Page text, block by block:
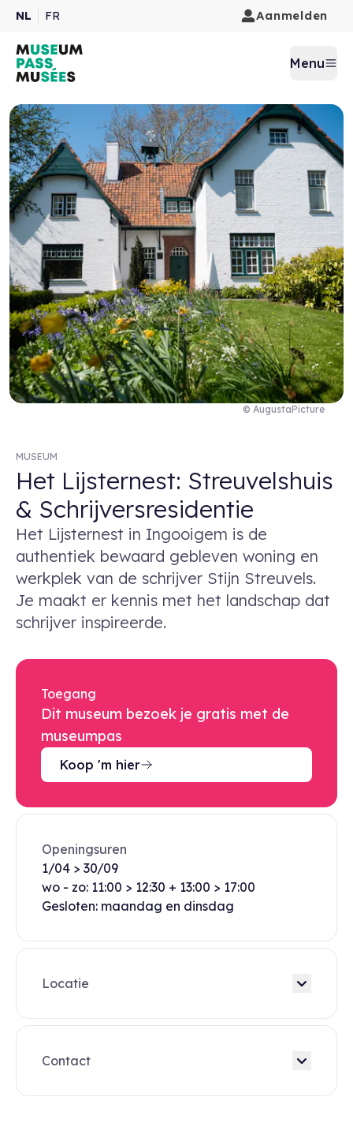
NL FR Aanmelden
Menu
© AugustaPicture
MUSEUM
Het Lijsternest: Streuvelshuis
& Schrijversresidentie
Het Lijsternest in Ingooigem is de
authentiek bewaard gebleven woning en
werkplek van de schrijver Stijn Streuvels.
Je maakt er kennis met het landschap dat
schrijver inspireerde.
Openingsuren
1/04 > 30/09
wo - zo: 11:00 > 12:30 + 13:00 > 17:00
Gesloten: maandag en dinsdag
Locatie
Contact
Toegang
Dit museum bezoek je gratis met de
museumpas
Koop 'm hier